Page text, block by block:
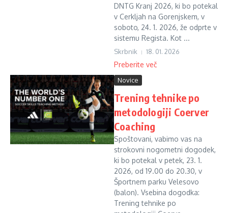
DNTG Kranj 2026, ki bo potekal
v Cerkljah na Gorenjskem, v
soboto, 24. 1. 2026, že odprte v
sistemu Regista. Kot ...
Skrbnik 18. 01. 2026
Preberite več
Novice
Trening tehnike po
metodologiji Coerver
Coaching
Spoštovani, vabimo vas na
strokovni nogometni dogodek,
ki bo potekal v petek, 23. 1.
2026, od 19.00 do 20.30, v
Športnem parku Velesovo
(balon). Vsebina dogodka:
Trening tehnike po